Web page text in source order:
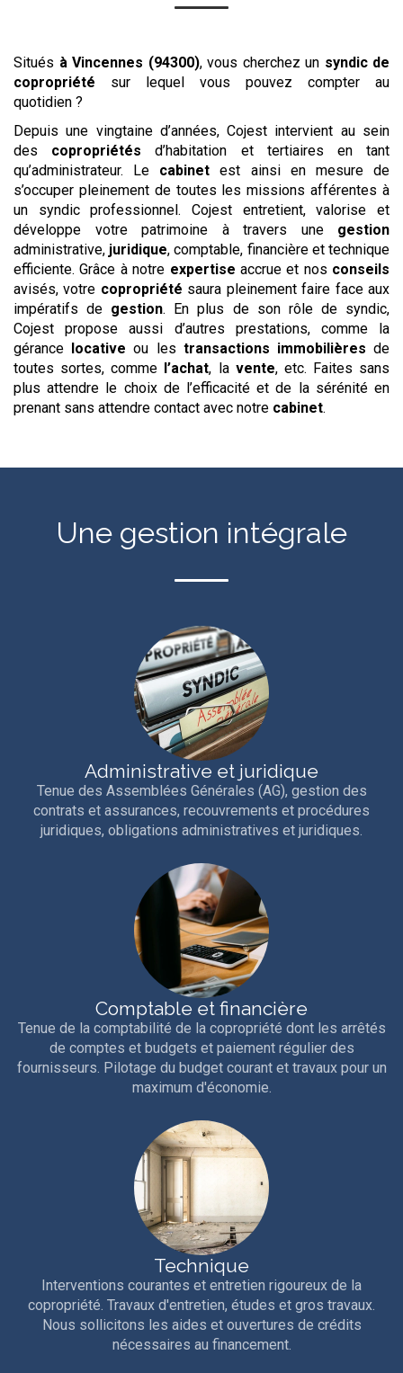
Situés à Vincennes (94300), vous cherchez un syndic de
copropriété sur lequel vous pouvez compter au
quotidien ?
Depuis une vingtaine d’années, Cojest intervient au sein
des copropriétés d’habitation et tertiaires en tant
qu’administrateur. Le cabinet est ainsi en mesure de
s’occuper pleinement de toutes les missions afférentes à
un syndic professionnel. Cojest entretient, valorise et
développe votre patrimoine à travers une gestion
administrative, juridique, comptable, financière et technique
efficiente. Grâce à notre expertise accrue et nos conseils
avisés, votre copropriété saura pleinement faire face aux
impératifs de gestion. En plus de son rôle de syndic,
Cojest propose aussi d’autres prestations, comme la
gérance locative ou les transactions immobilières de
toutes sortes, comme l’achat, la vente, etc. Faites sans
plus attendre le choix de l’efficacité et de la sérénité en
prenant sans attendre contact avec notre cabinet.
Une gestion intégrale
Administrative et juridique
Tenue des Assemblées Générales (AG), gestion des
contrats et assurances, recouvrements et procédures
juridiques, obligations administratives et juridiques.
Comptable et financière
Tenue de la comptabilité de la copropriété dont les arrêtés
de comptes et budgets et paiement régulier des
fournisseurs. Pilotage du budget courant et travaux pour un
maximum d'économie.
Technique
Interventions courantes et entretien rigoureux de la
copropriété. Travaux d'entretien, études et gros travaux.
Nous sollicitons les aides et ouvertures de crédits
nécessaires au financement.